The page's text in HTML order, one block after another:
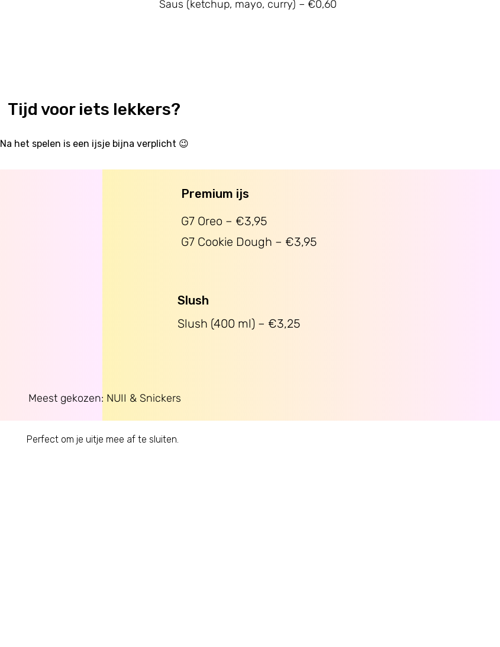
Saus (ketchup, mayo, curry) – €0,60
Tijd voor iets lekkers?
Na het spelen is een ijsje bijna verplicht 😉
Premium ijs
G7 Oreo – €3,95
G7 Cookie Dough – €3,95
Slush
Slush (400 ml) – €3,25
Meest gekozen: NUII & Snickers
Perfect om je uitje mee af te sluiten.